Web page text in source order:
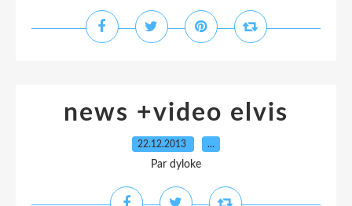
news +video elvis
22.12.2013 …
Par dyloke